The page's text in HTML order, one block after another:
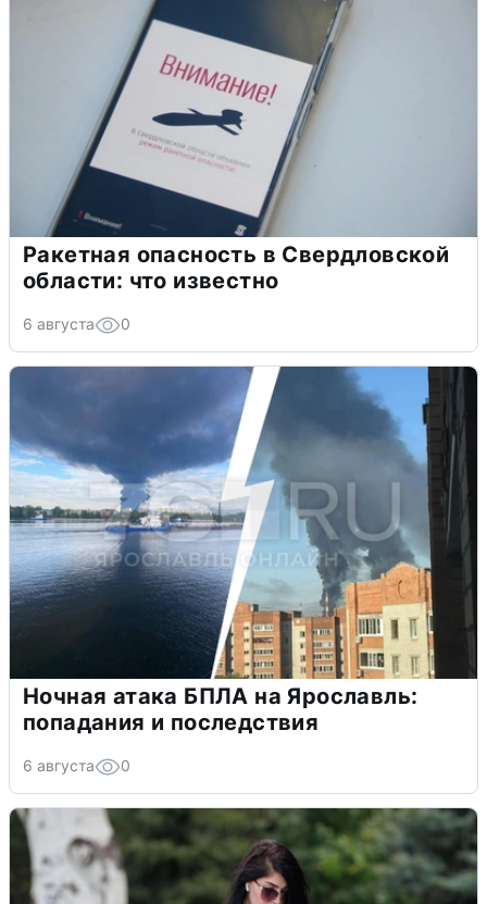
Ракетная опасность в Свердловской
области: что известно
6 августа 0
Ночная атака БПЛА на Ярославль:
попадания и последствия
6 августа 0